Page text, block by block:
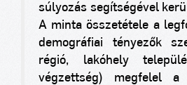
súlyozás segítségével
A minta összetétele a
demográfiai tényezők
régió, lakóhely
végzettség) megfelel